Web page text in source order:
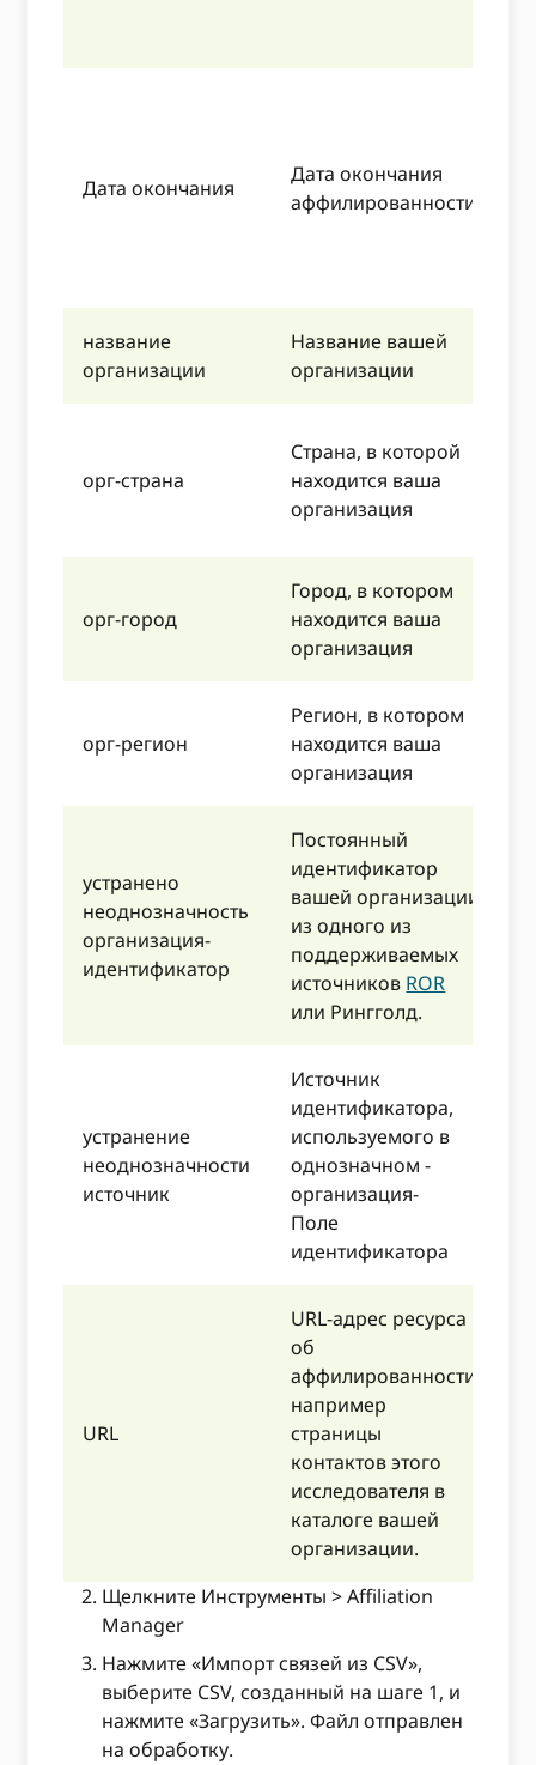
Дата окончания
Дата окончания
аффилированности
название
организации
Название вашей
организации
орг-страна
Страна, в которой
находится ваша
организация
орг-город
Город, в котором
находится ваша
организация
орг-регион
Регион, в котором
находится ваша
организация
устранено
неоднозначность
организация-
идентификатор
Постоянный
идентификатор
вашей организации
из одного из
поддерживаемых
источников ROR
или Рингголд.
устранение
неоднозначности
источник
Источник
идентификатора,
используемого в
однозначном -
организация-
Поле
идентификатора
URL
URL-адрес ресурса
об
аффилированности,
например
страницы
контактов этого
исследователя в
каталоге вашей
организации.
Щелкните Инструменты > Affiliation
Manager
Нажмите «Импорт связей из CSV»,
выберите CSV, созданный на шаге 1, и
нажмите «Загрузить». Файл отправлен
на обработку.